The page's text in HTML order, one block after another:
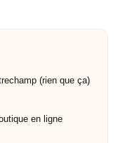
(rien que ça)
en ligne